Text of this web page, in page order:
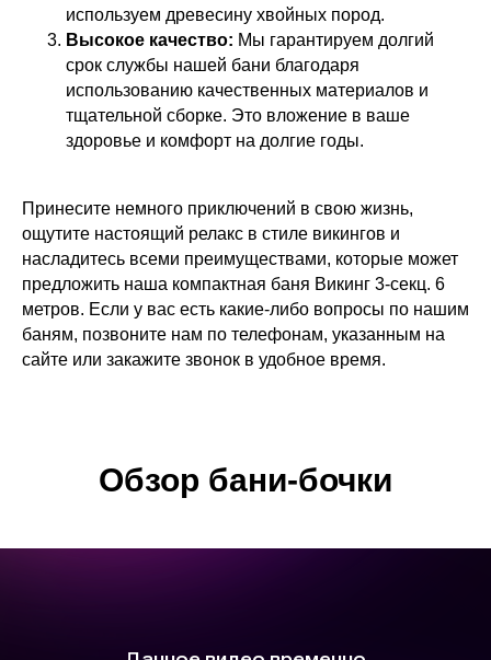
используем древесину хвойных пород.
Высокое качество: Мы гарантируем долгий
срок службы нашей бани благодаря
использованию качественных материалов и
тщательной сборке. Это вложение в ваше
здоровье и комфорт на долгие годы.
Принесите немного приключений в свою жизнь,
ощутите настоящий релакс в стиле викингов и
насладитесь всеми преимуществами, которые может
предложить наша компактная баня Викинг 3-секц. 6
метров. Если у вас есть какие-либо вопросы по нашим
баням, позвоните нам по телефонам, указанным на
сайте или закажите звонок в удобное время.
Обзор бани-бочки